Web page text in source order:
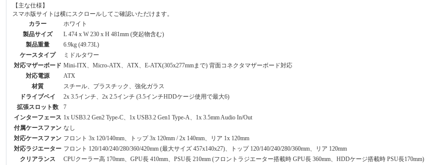
【主な仕様】
スマホ版サイトは横にスクロールしてご確認いただけます。
カラー
ホワイト
製品サイズ
L 474 x W 230 x H 481mm (突起物含む)
製品重量
6.9kg (49.73L)
ケースタイプ
ミドルタワー
対応マザーボード Mini-ITX、Micro-ATX、ATX、E-ATX(305x277mmまで) 背面コネクタマザーボード対応
対応電源
ATX
材質
スチール、プラスチック、強化ガラス
ドライブベイ
2x 3.5インチ、2x 2.5インチ (3.5インチHDDケージ使用で最大6)
拡張スロット数
7
インターフェース 1x USB3.2 Gen2 Type-C、1x USB3.2 Gen1 Type-A、1x 3.5mm Audio In/Out
付属ケースファン なし
対応ケースファン フロント 3x 120/140mm、トップ 3x 120mm / 2x 140mm、リア 1x 120mm
対応ラジエーター フロント 120/140/240/280/360/420mm (最大サイズ 457x140x27)、トップ 120/140/240/280/360mm、リア 120mm
クリアランス
CPUクーラー高 170mm、GPU長 410mm、PSU長 210mm (フロントラジエーター搭載時 GPU長 360mm、HDDケージ搭載時 PSU長170mm)